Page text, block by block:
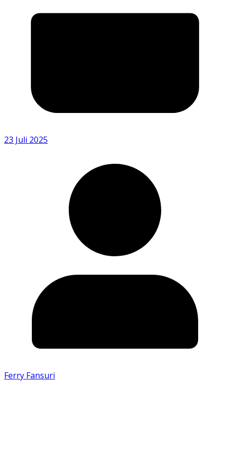
23 Juli 2025
Ferry Fansuri